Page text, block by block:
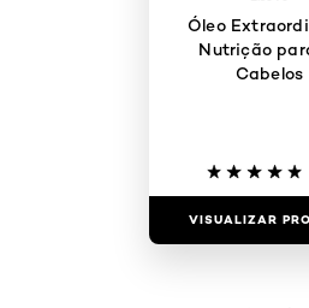
Óleo
Nutrição
Cabelos
VISUALIZAR